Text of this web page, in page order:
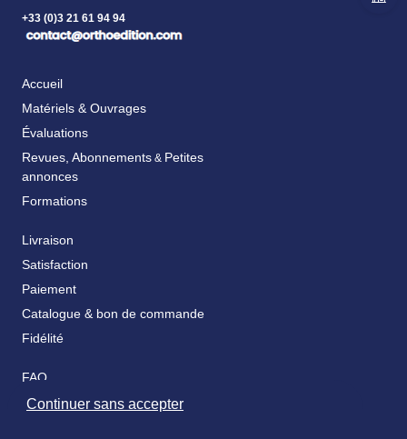
+33 (0)3 21 61 94 94
Accueil
Matériels & Ouvrages
Évaluations
Revues, Abonnements & Petites
annonces
Formations
Livraison
Satisfaction
Paiement
Catalogue & bon de commande
Fidélité
FAQ
Nos partenaires
Continuer sans accepter